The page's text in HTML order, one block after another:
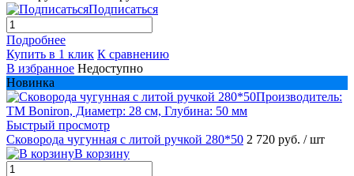
Подписаться
Подробнее
Купить в 1 клик К сравнению
В избранное Недоступно
Новинка
Быстрый просмотр
Сковорода чугунная с литой ручкой 280*50 2 720 руб. / шт
В корзину